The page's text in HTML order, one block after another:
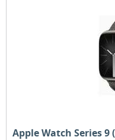
Apple Watch Series 9